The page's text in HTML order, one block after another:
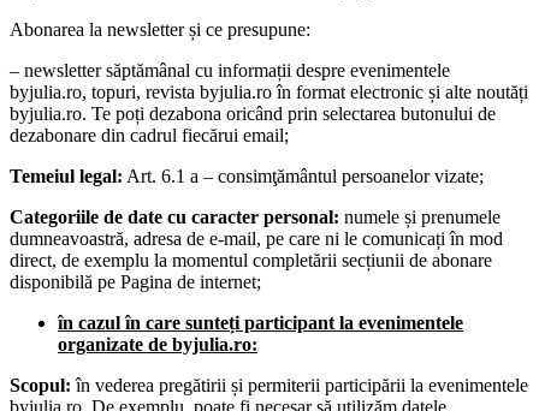
Abonarea la newsletter și ce presupune:
– newsletter săptămânal cu informații despre evenimentele
byjulia.ro, topuri, revista byjulia.ro în format electronic și alte noutăți
byjulia.ro. Te poți dezabona oricând prin selectarea butonului de
dezabonare din cadrul fiecărui email;
Temeiul legal: Art. 6.1 a – consimţământul persoanelor vizate;
Categoriile de date cu caracter personal: numele și prenumele
dumneavoastră, adresa de e-mail, pe care ni le comunicați în mod
direct, de exemplu la momentul completării secțiunii de abonare
disponibilă pe Pagina de internet;
în cazul în care sunteți participant la evenimentele
organizate de byjulia.ro:
Scopul:în vederea pregătirii și permiterii participării la evenimentele
byjulia.ro. De exemplu, poate fi necesar să utilizăm datele